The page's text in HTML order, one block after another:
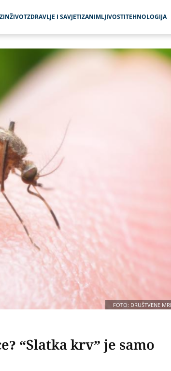
ŽIVOTZDRAVLJE I SAVJETIZANIMLJIVOSTITEHNOLOGIJA
FOTO: DRUŠTVENE
“Slatka krv” je samo